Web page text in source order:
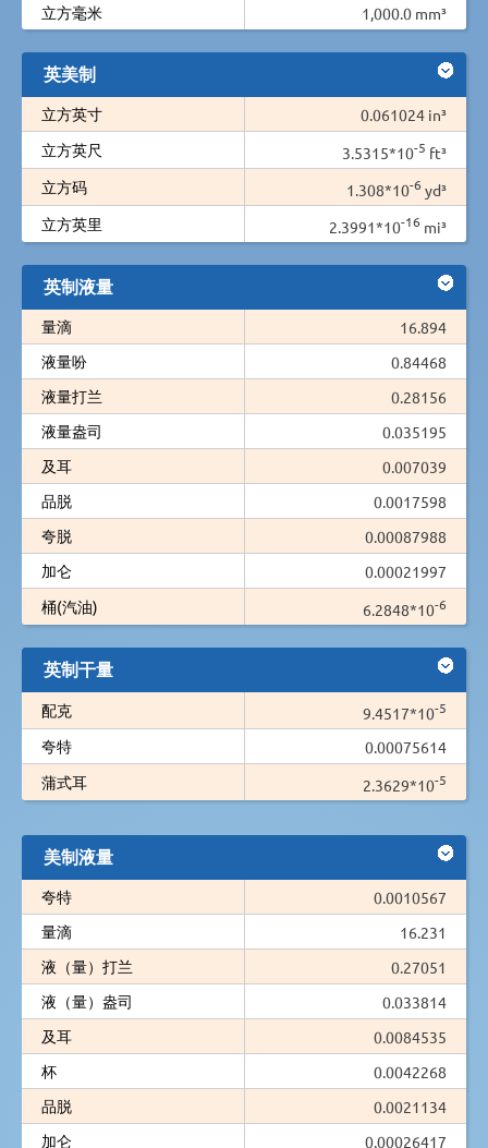
立方毫米
1,000.0 mm³
英美制
立方英寸
0.061024 in³
立方英尺
3.5315*10-5 ft³
立方码
1.308*10-6 yd³
立方英里
2.3991*10-16 mi³
英制液量
量滴
16.894
液量吩
0.84468
液量打兰
0.28156
液量盎司
0.035195
及耳
0.007039
品脱
0.0017598
夸脱
0.00087988
加仑
0.00021997
桶(汽油)
6.2848*10-6
英制干量
配克 9.4517*10-5
夸特
0.00075614
蒲式耳
2.3629*10-5
美制液量
夸特
0.0010567
量滴
16.231
液（量）打兰
0.27051
液（量）盎司
0.033814
及耳
0.0084535
杯
0.0042268
品脱
0.0021134
加仑
0.00026417